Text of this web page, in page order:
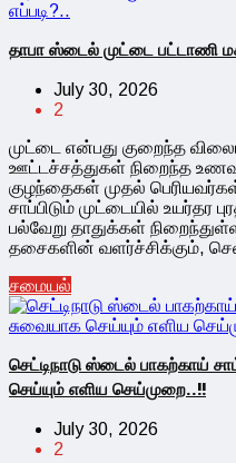
தாபா ஸ்டைல் முட்டை பட்டாணி
July 30, 2026
2
முட்டை என்பது குறைந்த
ஊட்டச்சத்துகள் நிறைந்த
குழந்தைகள் முதல்
சாப்பிடும் முட்டையில் உயர்தர
பல்வேறு தாதுக்கள்
தசைகளின் வளர்ச்சிக்கும்,
சமையல்
செட்டிநாடு ஸ்டைல் பாகற்காய்
செய்யும் எளிய செய்முறை..!!
July 30, 2026
2